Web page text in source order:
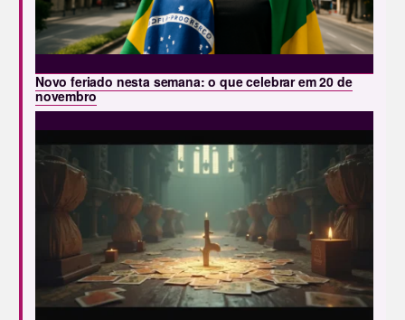
Novo feriado nesta semana: o que celebrar em 20 de
novembro